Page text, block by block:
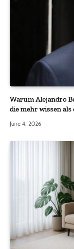
Warum Alejandro
die mehr wissen als
June 4, 2026